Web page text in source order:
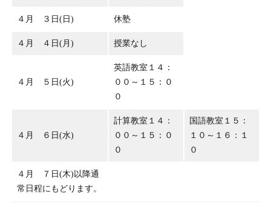
４月 ３日(日) 休塾
４月 ４日(月) 授業なし
４月 ５日(火)
英語教室１４：
００～１５：０
０
４月 ６日(水)
計算教室１４：
００～１５：０
０
国語教室１５：
１０～１６：１
０
４月 ７日(木)以降通
常日程にもどります。